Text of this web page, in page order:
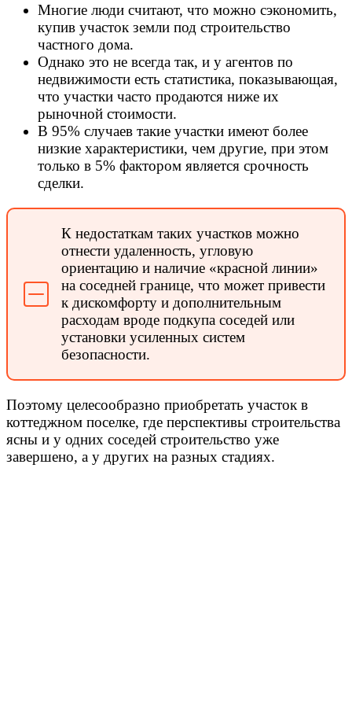
Многие люди считают, что можно сэкономить,
купив участок земли под строительство
частного дома.
Однако это не всегда так, и у агентов по
недвижимости есть статистика, показывающая,
что участки часто продаются ниже их
рыночной стоимости.
В 95% случаев такие участки имеют более
низкие характеристики, чем другие, при этом
только в 5% фактором является срочность
сделки.
К недостаткам таких участков можно
отнести удаленность, угловую
ориентацию и наличие «красной линии»
на соседней границе, что может привести
к дискомфорту и дополнительным
расходам вроде подкупа соседей или
установки усиленных систем
безопасности.
Поэтому целесообразно приобретать участок в
коттеджном поселке, где перспективы строительства
ясны и у одних соседей строительство уже
завершено, а у других на разных стадиях.